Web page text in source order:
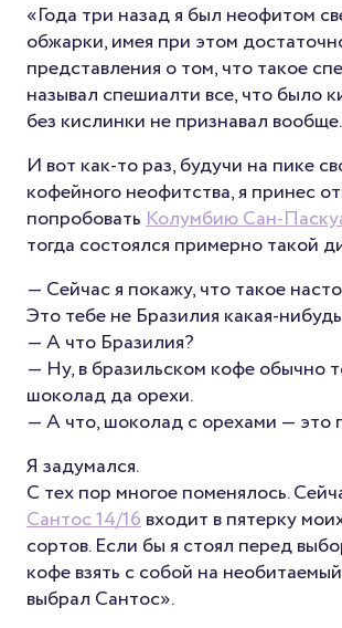
«Года три назад я был неофитом
обжарки, имея при этом
представления о том, что такое
называл спешиалти все, что было
без кислинки не признавал вообще.
И вот как-то раз, будучи на пике
кофейного неофитства, я принес
попробоватьКолумбию Сан-
тогда состоялся примерно такой
— Сейчас я покажу, что такое
Это тебе не Бразилия какая-
— А что Бразилия?
— Ну, в бразильском кофе обычно
шоколад да орехи.
— А что, шоколад с орехами — это
Я задумался.
С тех пор многое поменялось.
Сантос 14/16входит в пятерку
сортов. Если бы я стоял перед
кофе взять с собой на
выбрал Сантос».